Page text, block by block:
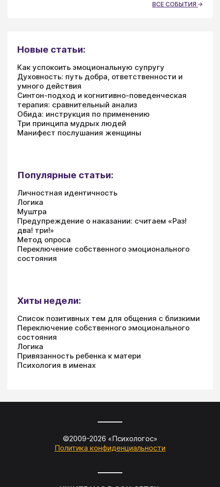
ВСЕ СОБЫТИЯ
Новые статьи:
Как успокоить эмоциональную супругу
Духовность: путь добра, ответственности и
умного действия
Синтон-подход и когнитивно-поведенческая
терапия: сравнительный анализ
Обида: инструкция по применению
Три принципа мудрых людей
Манифест послушания женщины
Популярные статьи:
Личностная идентичность
Логика
Муштра
Предупреждение о наказании: считаем «Раз!
два! три!»
Метод опроса
Переключение собственного эмоционального
состояния
Хиты недели:
Список позитивных тем для общения с близкими
Переключение собственного эмоционального
состояния
Логика
Привязанность ребенка к матери
Психология в именах
©2009-2026 «Психологос»
Политика конфиденциальности